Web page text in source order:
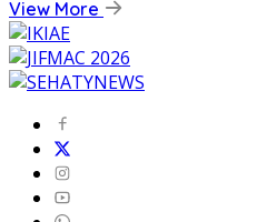
View More